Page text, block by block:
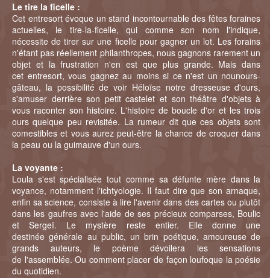
Le tire la ficelle :
Cet entresort évoque un stand incontournable des fêtes foraines
actuelles, le tire-la-ficelle, qui comme son nom l'indique,
nécessite de tirer sur une ficelle pour gagner un lot. Les forains
n'étant pas réellement philanthropes, nous gagnons rarement un
objet et la frustration n'en est que plus grande. Mais dans
cet entresort, vous gagnez au moins si ce n'est un nounours-
gâteau, la possibilité de voir Héloïse notre dresseuse d'ours,
s'amuser derrière son petit castelet et son théâtre d'objets à
vous raconter son histoire. L'histoire de boucle d'or et les trois
ours quelque peu revisitée. La rumeur dit que ces objets sont
comestibles et vous aurez peut-être la chance de croquer dans
la peau ou la guimauve d'un ours.
La voyante :
Loula s'est spécialisée tout comme sa défunte mère dans la
voyance, notamment l'ichtyologie. Il faut dire que son arnaque,
enfin sa science, consiste à lire l'avenir dans des cartes ou plutôt
dans les gaufres avec l'aide de ses précieux comparses, Boulic
et Sergeï. Le mystère reste entier. Elle donne une
destinée générale au public, un brin poétique, amoureuse de
grands auteurs, le poème dévoilera les sensations
de l'assemblée. Ou comment placer de façon loufoque la poésie
du quotidien.